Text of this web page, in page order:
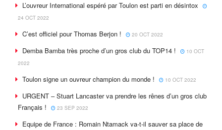
L’ouvreur International espéré par Toulon est parti en désintox
24 OCT 2022
C’est officiel pour Thomas Berjon ! 20 OCT 2022
Demba Bamba très proche d’un gros club du TOP14 !
10 OCT
2022
Toulon signe un ouvreur champion du monde ! 10 OCT 2022
URGENT – Stuart Lancaster va prendre les rênes d’un gros club
Français !
23 SEP 2022
Equipe de France : Romain Ntamack va-t-il sauver sa place de